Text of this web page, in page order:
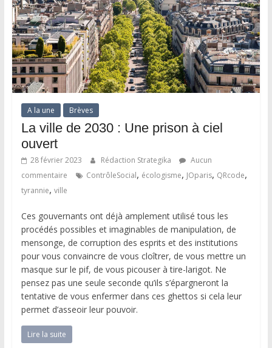
A la une Brèves
La ville de 2030 : Une prison à ciel
ouvert
28 février 2023 Rédaction Strategika
Aucun
commentaire
ContrôleSocial, écologisme, JOparis, QRcode,
tyrannie, ville
Ces gouvernants ont déjà amplement utilisé tous les
procédés possibles et imaginables de manipulation, de
mensonge, de corruption des esprits et des institutions
pour vous convaincre de vous cloîtrer, de vous mettre un
masque sur le pif, de vous picouser à tire-larigot. Ne
pensez pas une seule seconde qu’ils s’épargneront la
tentative de vous enfermer dans ces ghettos si cela leur
permet d’asseoir leur pouvoir.
Lire la suite